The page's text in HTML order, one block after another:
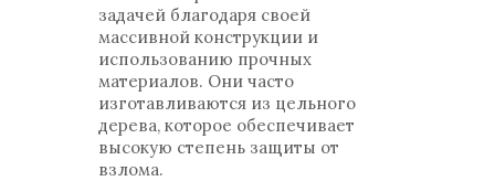
задачей благодаря своей
массивной конструкции и
использованию прочных
материалов. Они часто
изготавливаются из цельного
дерева, которое обеспечивает
высокую степень защиты от
взлома.